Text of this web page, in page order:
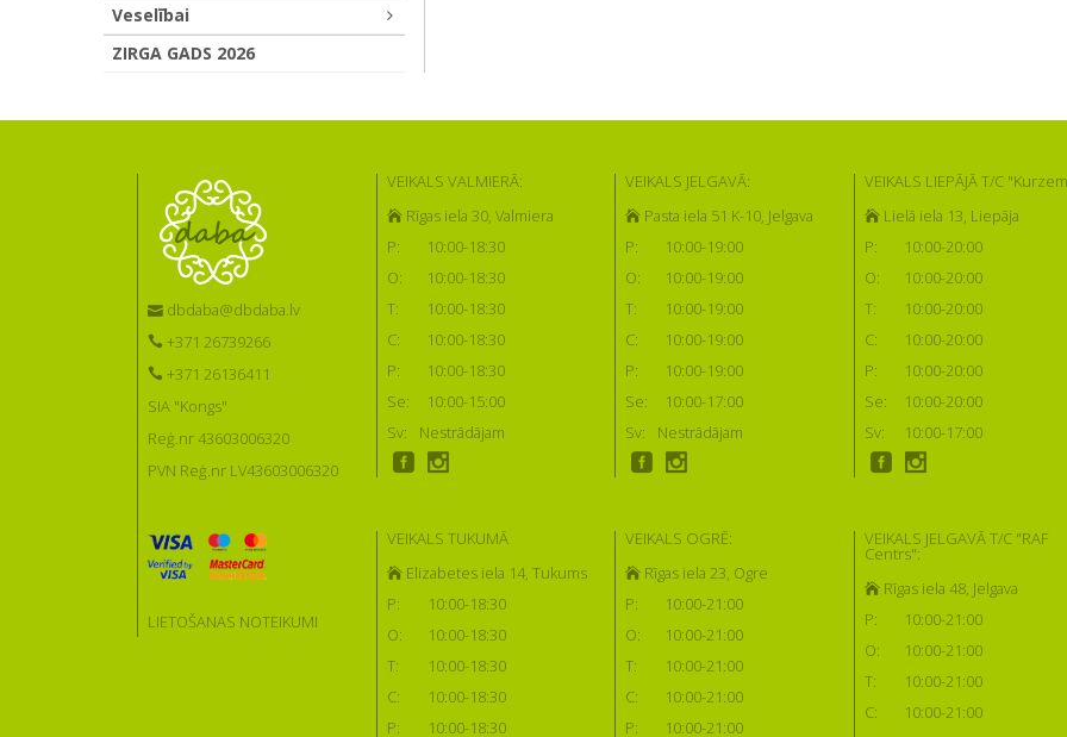
Veselībai
ZIRGA GADS 2026
dbdaba@dbdaba.lv
+371 26739266
+371 26136411
SIA "Kongs"
Reģ.nr 43603006320
PVN Reģ.nr LV43603006320
LIETOŠANAS NOTEIKUMI
VEIKALS VALMIERĀ:
Rīgas iela 30, Valmiera
P:
10:00-18:30
O:
10:00-18:30
T:
10:00-18:30
C:
10:00-18:30
P:
10:00-18:30
Se:
10:00-15:00
Sv:
Nestrādājam
VEIKALS JELGAVĀ:
Pasta iela 51 K-10, Jelgava
P:
10:00-19:00
O:
10:00-19:00
T:
10:00-19:00
C:
10:00-19:00
P:
10:00-19:00
Se:
10:00-17:00
Sv:
Nestrādājam
VEIKALS LIEPĀJĀ T/C
Lielā iela 13, Liepāja
P:
10:00-20:00
O:
10:00-20:00
T:
10:00-20:00
C:
10:00-20:00
P:
10:00-20:00
Se:
10:00-20:00
Sv:
10:00-17:00
VEIKALS TUKUMĀ
Elizabetes iela 14, Tukums
P:
10:00-18:30
O:
10:00-18:30
T:
10:00-18:30
C:
10:00-18:30
P:
10:00-18:30
VEIKALS OGRĒ:
Rīgas iela 23, Ogre
P:
10:00-21:00
O:
10:00-21:00
T:
10:00-21:00
C:
10:00-21:00
P:
10:00-21:00
VEIKALS JELGAVĀ T/C "RAF
Centrs":
Rīgas iela 48, Jelgava
P:
10:00-21:00
O:
10:00-21:00
T:
10:00-21:00
C:
10:00-21:00